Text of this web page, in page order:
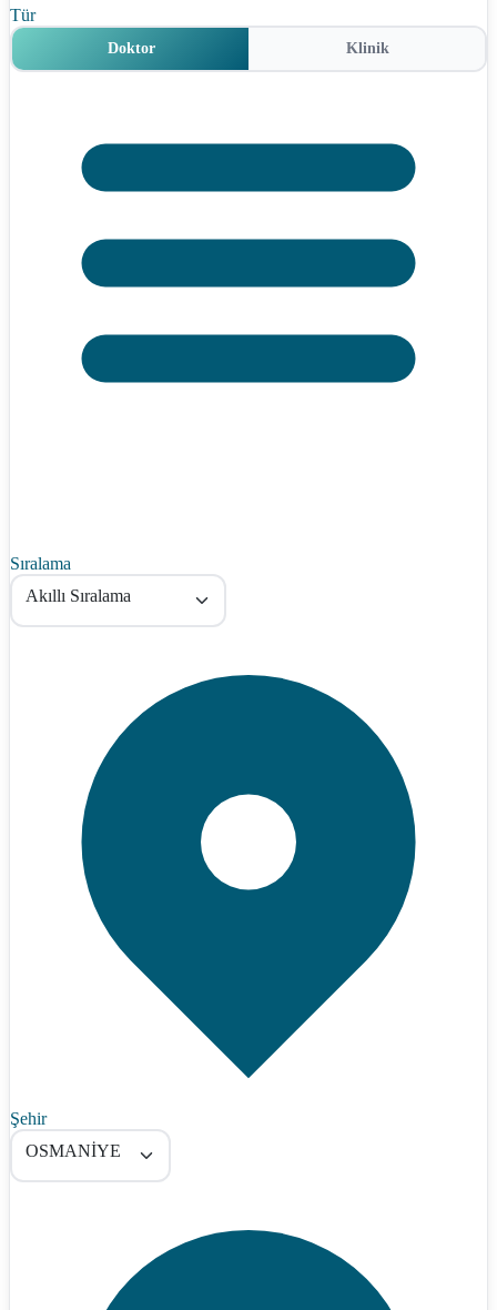
Tür
Doktor Klinik
Sıralama
Akıllı Sıralama
Şehir
OSMANİYE